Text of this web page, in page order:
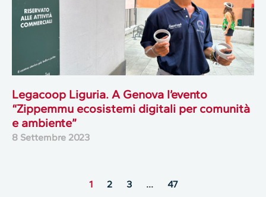
Legacoop Liguria. A Genova l’evento
“Zippemmu ecosistemi digitali per comunità
e ambiente”
8 Settembre 2023
1 2 3 … 47